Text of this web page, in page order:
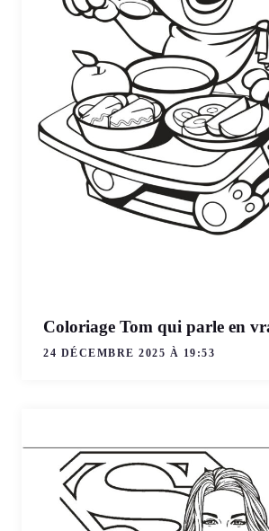
Coloriage Tom qui parle en
24 DÉCEMBRE 2025 À 19:53